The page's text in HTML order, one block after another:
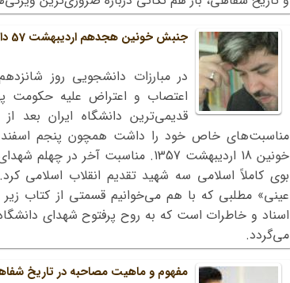
جنبش خونین هجدهم اردیبهشت 57 دانشگاه تبریز
اعتصاب و اعتراض علیه حکومت
قدیمی‌ترین دانشگاه ایران بعد
خونین 18 اردیبهشت 1357. مناسبت
بوی کاملاً اسلامی سه شهید تقدیم انقلاب اسلامی
عینی» مطلبی که با هم می‌خوانیم قسمتی از کتاب
اسناد و خاطرات است که به روح پرفتوح شهدای
می‌گردد.
مفهوم و ماهیت مصاحبه در تاریخ